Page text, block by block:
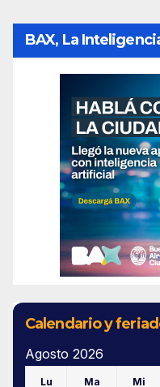
BAX, La
Calendario y
Agosto 2026
Lu Ma Mi